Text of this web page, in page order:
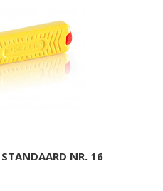
NR. 16